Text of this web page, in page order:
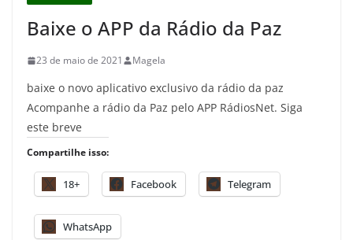
Baixe o APP da Rádio da Paz
23 de maio de 2021 Magela
baixe o novo aplicativo exclusivo da rádio da paz
Acompanhe a rádio da Paz pelo APP RádiosNet. Siga
este breve
Compartilhe isso:
18+ Facebook Telegram
WhatsApp